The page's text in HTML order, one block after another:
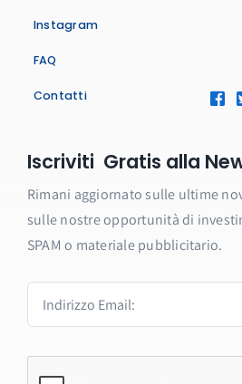
Instagram
FAQ
Contatti
Iscriviti Gratis alla
Rimani aggiornato sulle ultime
sulle nostre opportunità di
SPAM o materiale pubblicitario.